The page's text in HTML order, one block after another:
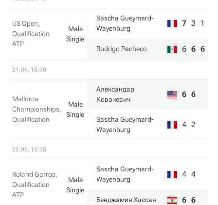
US Open,
Qualification
ATP
Male
Single
Sascha Gueymard-
Wayenburg
7 3 1
Rodrigo Pacheco 6 6 6
21.06, 16:00
Mallorca
Championships,
Qualification
Male
Single
Александар
Ковачевич
6 6
Sascha Gueymard-
Wayenburg
4 2
22.05, 12:35
Roland Garros,
Qualification
ATP
Male
Single
Sascha Gueymard-
Wayenburg
4 4
Бенджамин Хассан 6 6